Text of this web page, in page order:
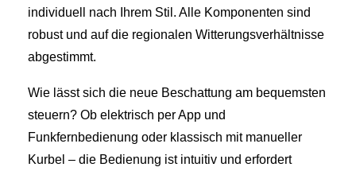
individuell nach Ihrem Stil. Alle Komponenten sind
robust und auf die regionalen Witterungsverhältnisse
abgestimmt.
Wie lässt sich die neue Beschattung am bequemsten
steuern? Ob elektrisch per App und
Funkfernbedienung oder klassisch mit manueller
Kurbel – die Bedienung ist intuitiv und erfordert